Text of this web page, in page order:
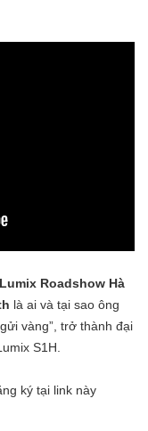
Lumix Roadshow Hà
là ai và tại sao ông
vàng”, trở thành đại
S1H.
ký tại link này